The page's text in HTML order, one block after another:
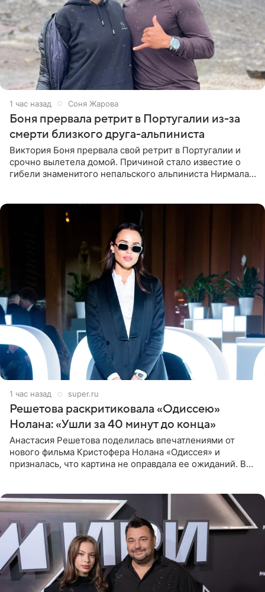
1 час назад Соня Жарова
Боня прервала ретрит в Португалии из-за
смерти близкого друга-альпиниста
Виктория Боня прервала свой ретрит в Португалии и
срочно вылетела домой. Причиной стало известие о
гибели знаменитого непальского альпиниста Нирмала
1 час назад super.ru
Решетова раскритиковала «Одиссею»
Нолана: «Ушли за 40 минут до конца»
Анастасия Решетова поделилась впечатлениями от
нового фильма Кристофера Нолана «Одиссея» и
призналась, что картина не оправдала ее ожиданий. В